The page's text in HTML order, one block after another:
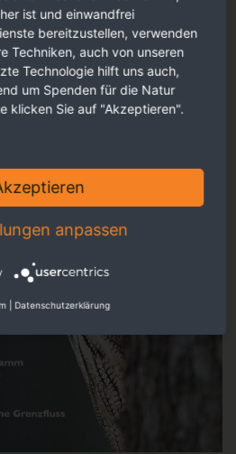
ist und einwandfrei
bereitzustellen, verwenden
Techniken, auch von unseren
Technologie hilft uns auch,
um Spenden für die Natur
klicken Sie auf "Akzeptieren".
anpassen
Datenschutzerklärung